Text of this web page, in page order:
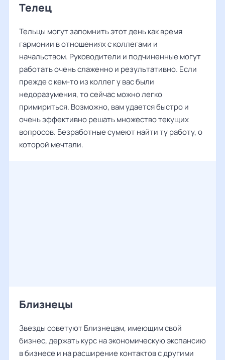
Телец
Тельцы могут запомнить этот день как время
гармонии в отношениях с коллегами и
начальством. Руководители и подчиненные могут
работать очень слаженно и результативно. Если
прежде с кем-то из коллег у вас были
недоразумения, то сейчас можно легко
примириться. Возможно, вам удается быстро и
очень эффективно решать множество текущих
вопросов. Безработные сумеют найти ту работу, о
которой мечтали.
Близнецы
Звезды советуют Близнецам, имеющим свой
бизнес, держать курс на экономическую экспансию
в бизнесе и на расширение контактов с другими